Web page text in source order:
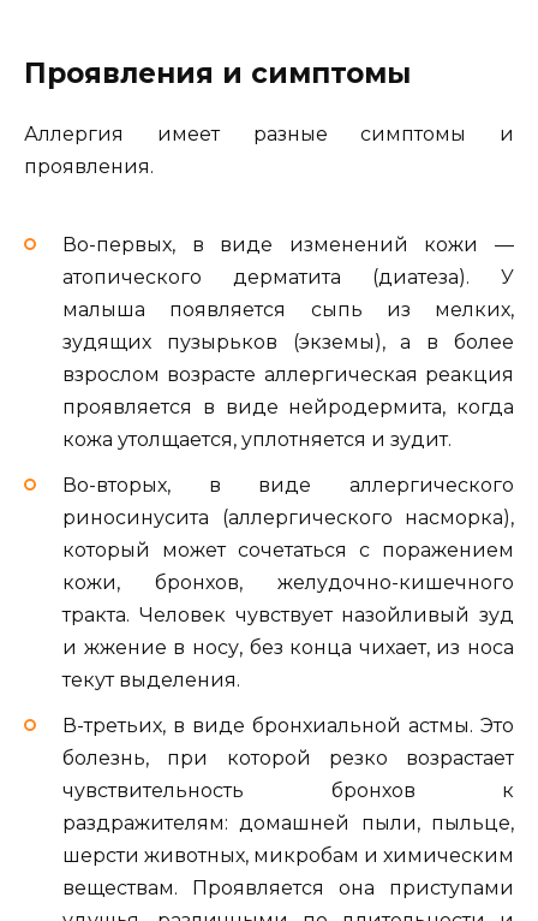
Проявления и симптомы
Аллергия имеет разные симптомы и
проявления.
Во-первых, в виде изменений кожи —
атопического дерматита (диатеза). У
малыша появляется сыпь из мелких,
зудящих пузырьков (экземы), а в более
взрослом возрасте аллергическая реакция
проявляется в виде нейродермита, когда
кожа утолщается, уплотняется и зудит.
Во-вторых, в виде аллергического
риносинусита (аллергического насморка),
который может сочетаться с поражением
кожи, бронхов, желудочно-кишечного
тракта. Человек чувствует назойливый зуд
и жжение в носу, без конца чихает, из носа
текут выделения.
В-третьих, в виде бронхиальной астмы. Это
болезнь, при которой резко возрастает
чувствительность бронхов к
раздражителям: домашней пыли, пыльце,
шерсти животных, микробам и химическим
веществам. Проявляется она приступами